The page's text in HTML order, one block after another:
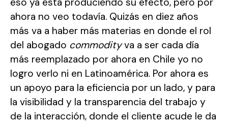
ahora no veo todavía. Quizás en diez años
más va a haber más materias en donde el rol
del abogado commodityva a ser cada día
más reemplazado por ahora en Chile yo no
logro verlo ni en Latinoamérica. Por ahora es
un apoyo para la eficiencia por un lado, y para
la visibilidad y la transparencia del trabajo y
de la interacción, donde el cliente acude le da